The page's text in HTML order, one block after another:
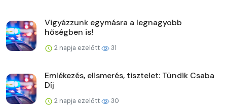
Vigyázzunk egymásra a legnagyobb
hőségben is!
2 napja ezelőtt 31
Emlékezés, elismerés, tisztelet: Tündik Csaba
Díj
2 napja ezelőtt 30